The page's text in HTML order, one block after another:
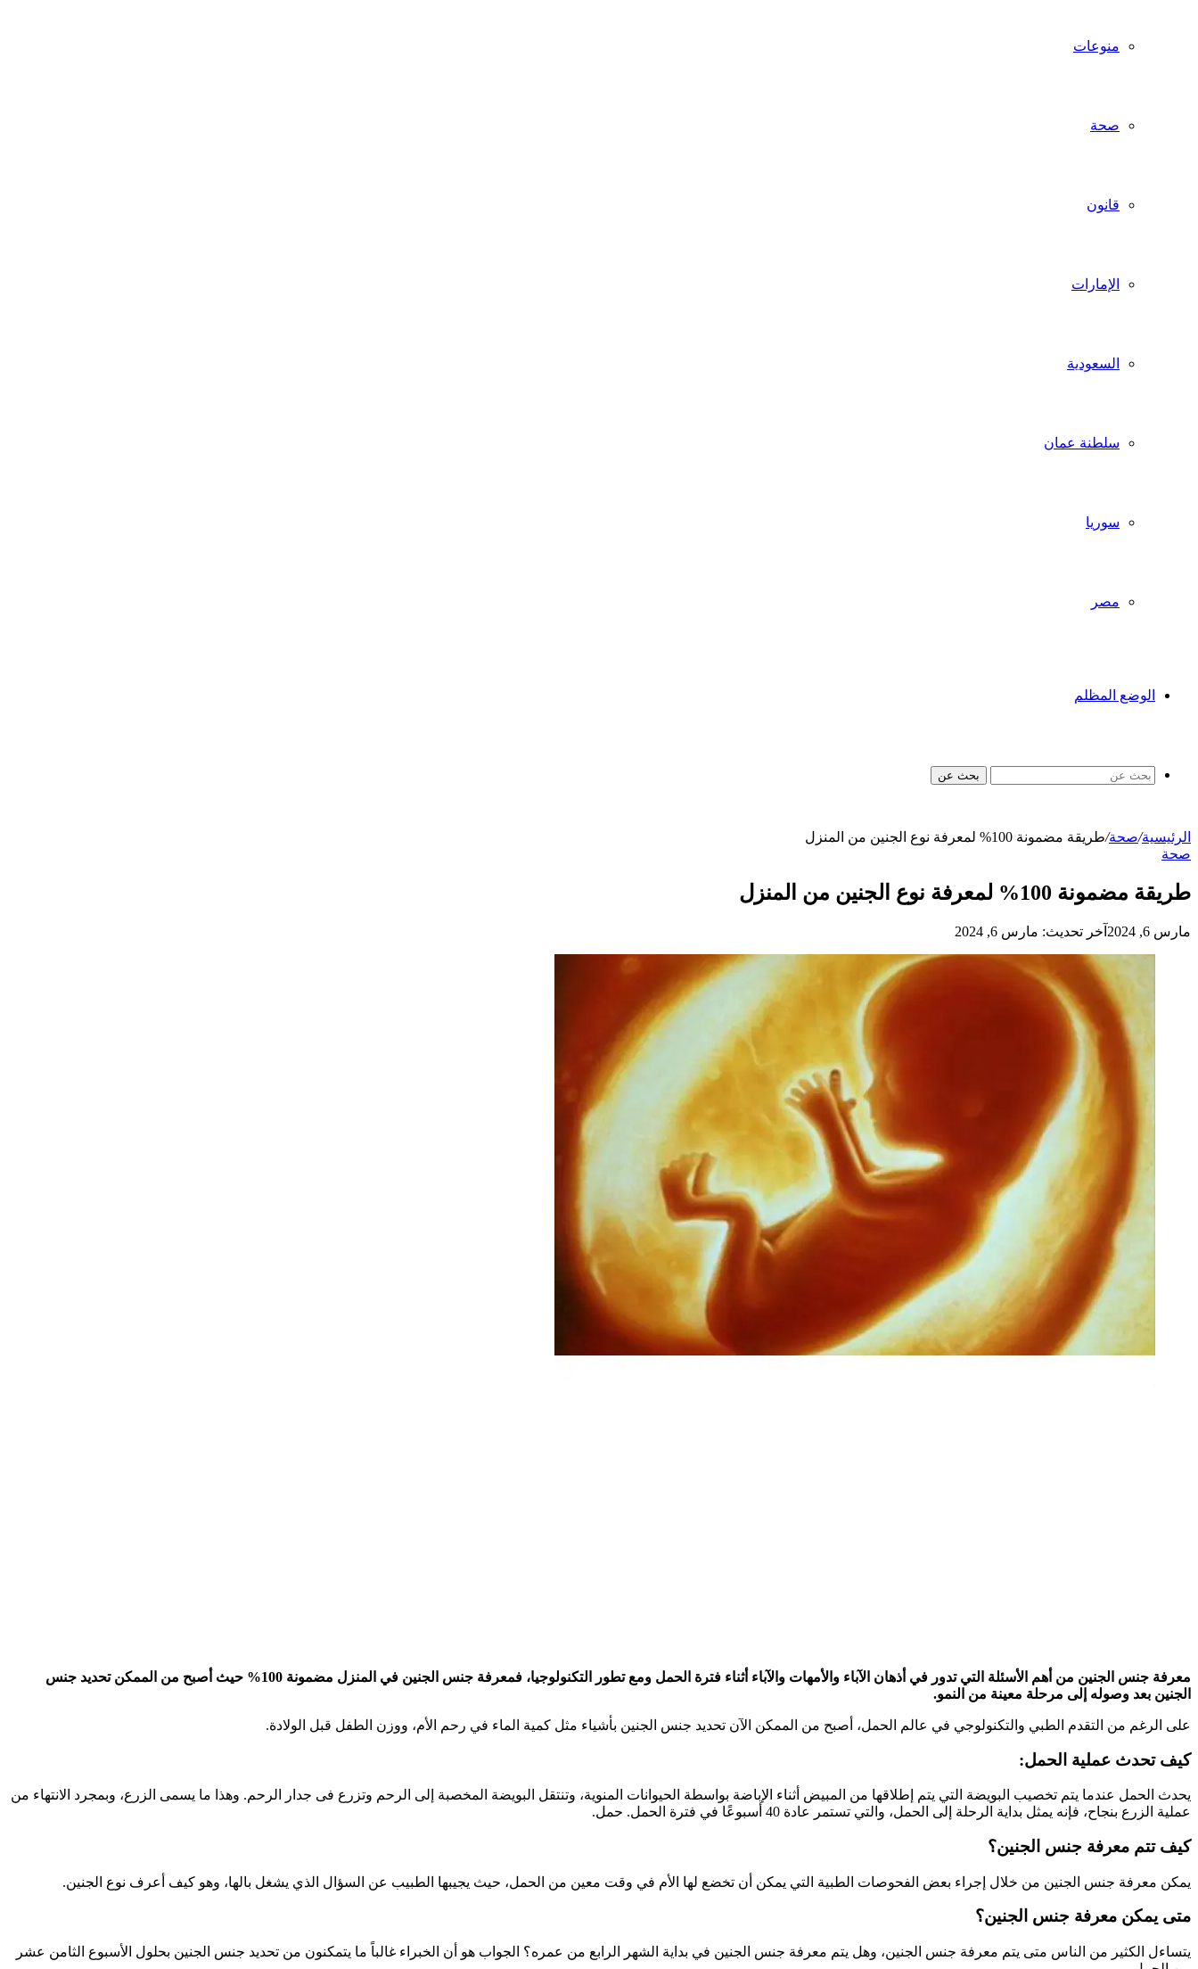
منوعات
صحة
قانون
الإمارات
السعودية
سلطنة عمان
سوريا
مصر
الوضع المظلم
بحث عن
الرئيسية/صحة/طريقة مضمونة 100% لمعرفة نوع الجنين من المنزل
صحة
طريقة مضمونة 100% لمعرفة نوع الجنين من المنزل
مارس 6, 2024 آخر تحديث: مارس 6, 2024
معرفة جنس الجنين من أهم الأسئلة التي تدور في أذهان الآباء والأمهات والآباء أثناء فترة الحمل ومع تطور التكنولوجيا، فمعرفة جنس الجنين في المنزل مضمونة 100% حيث أصبح من الممكن تحديد جنس
الجنين بعد وصوله إلى مرحلة معينة من النمو.
على الرغم من التقدم الطبي والتكنولوجي في عالم الحمل، أصبح من الممكن الآن تحديد جنس الجنين بأشياء مثل كمية الماء في رحم الأم، ووزن الطفل قبل الولادة.
كيف تحدث عملية الحمل:
يحدث الحمل عندما يتم تخصيب البويضة التي يتم إطلاقها من المبيض أثناء الإباضة بواسطة الحيوانات المنوية، وتنتقل البويضة المخصبة إلى الرحم وتزرع فى جدار الرحم. وهذا ما يسمى الزرع، وبمجرد الانتهاء من
عملية الزرع بنجاح، فإنه يمثل بداية الرحلة إلى الحمل، والتي تستمر عادة 40 أسبوعًا في فترة الحمل. حمل.
كيف تتم معرفة جنس الجنين؟
يمكن معرفة جنس الجنين من خلال إجراء بعض الفحوصات الطبية التي يمكن أن تخضع لها الأم في وقت معين من الحمل، حيث يجيبها الطبيب عن السؤال الذي يشغل بالها، وهو كيف أعرف نوع الجنين.
متى يمكن معرفة جنس الجنين؟
يتساءل الكثير من الناس متى يتم معرفة جنس الجنين، وهل يتم معرفة جنس الجنين في بداية الشهر الرابع من عمره؟ الجواب هو أن الخبراء غالباً ما يتمكنون من تحديد جنس الجنين بحلول الأسبوع الثامن عشر